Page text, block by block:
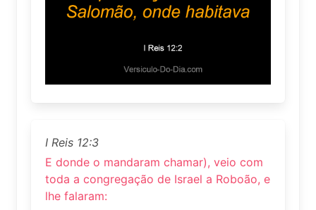
I Reis 12:3
E donde o mandaram chamar), veio com
toda a congregação de Israel a Roboão, e
lhe falaram: